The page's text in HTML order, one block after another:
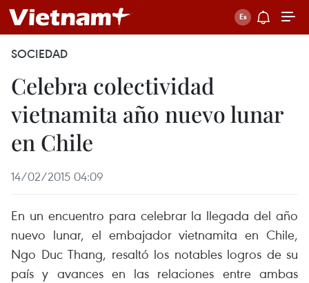
SOCIEDAD
Celebra colectividad
vietnamita año nuevo lunar
en Chile
14/02/2015 04:09
En un encuentro para celebrar la llegada del año
nuevo lunar, el embajador vietnamita en Chile,
Ngo Duc Thang, resaltó los notables logros de su
país y avances en las relaciones entre ambas